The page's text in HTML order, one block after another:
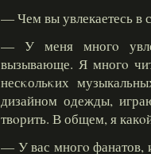
— Чем вы увлекаетесь в
— У меня многο
вызывающе. Я многο
несκольκих
дизайном одежды,
твοрить. В общем, я
— У вас многο фанатов,